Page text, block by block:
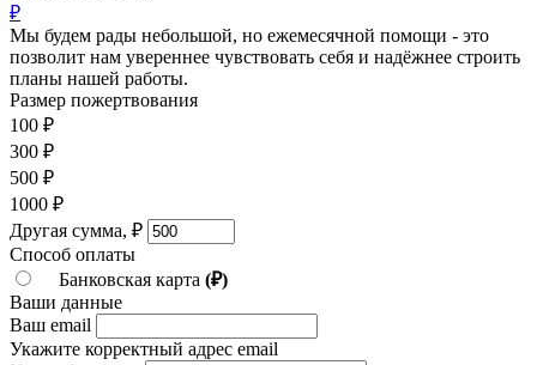
₽
Мы будем рады небольшой, но ежемесячной помощи - это
позволит нам увереннее чувствовать себя и надёжнее строить
планы нашей работы.
Размер пожертвования
100 ₽
300 ₽
500 ₽
1000 ₽
Другая сумма, ₽
Способ оплаты
Банковская карта (₽)
Ваши данные
Ваш email
Укажите корректный адрес email